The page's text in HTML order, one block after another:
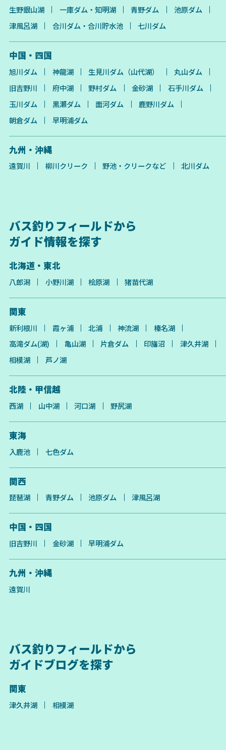
生野銀山湖 一庫ダム・知明湖 青野ダム
池原ダム
津風呂湖
合川ダム・合川貯水池 七川ダム
中国・四国
旭川ダム 神龍湖 生見川ダム（山代湖）
丸山ダム
旧吉野川
府中湖 野村ダム 金砂湖
石手川ダム
玉川ダム
黒瀬ダム 面河ダム
鹿野川ダム
朝倉ダム
早明浦ダム
九州・沖縄
遠賀川 柳川クリーク 野池・クリークなど 北川ダム
バス釣りフィールドから
ガイド情報を探す
北海道・東北
八郎潟 小野川湖 桧原湖 猪苗代湖
関東
新利根川 霞ヶ浦 北浦 神流湖
榛名湖
高滝ダム(湖)
亀山湖 片倉ダム 印旛沼
津久井湖
相模湖
芦ノ湖
北陸・甲信越
西湖 山中湖 河口湖 野尻湖
東海
入鹿池 七色ダム
関西
琵琶湖 青野ダム 池原ダム 津風呂湖
中国・四国
旧吉野川 金砂湖 早明浦ダム
九州・沖縄
遠賀川
バス釣りフィールドから
ガイドブログを探す
関東
津久井湖 相模湖